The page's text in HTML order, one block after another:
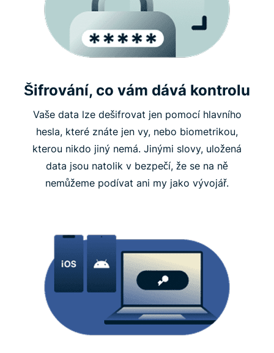
Šifrování, co vám dává kontrolu
Vaše data lze dešifrovat jen pomocí hlavního
hesla, které znáte jen vy, nebo biometrikou,
kterou nikdo jiný nemá. Jinými slovy, uložená
data jsou natolik v bezpečí, že se na ně
nemůžeme podívat ani my jako vývojář.